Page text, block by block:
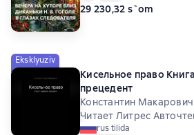
29 230,32 s`om
Eksklyuziv
Кисельное право
прецедент
Константин
Читает Литрес
rus tilida